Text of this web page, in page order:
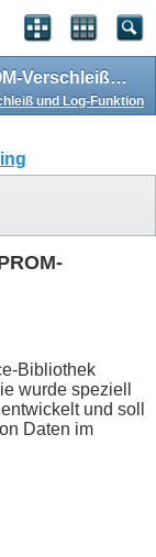
EEProm_Safe_Wear_Level – EEPROM-Verschleiß und Log-Funktion
und Log-Funktion
Bibliothek
wurde speziell
und soll
Daten im